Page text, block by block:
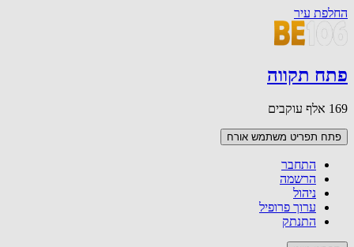
החלפת עיר
פתח תקווה
169 אלף עוקבים
פתח תפריט משתמש אורח
התחבר
הרשמה
ניהול
ערוך פרופיל
התנתק